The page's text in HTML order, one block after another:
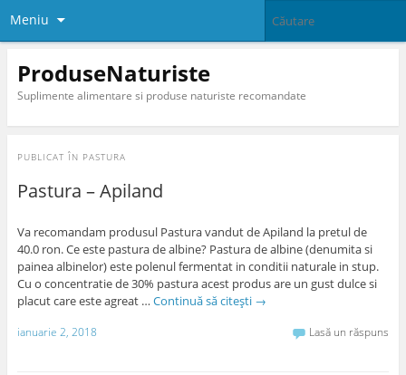
Meniu
ProduseNaturiste
Suplimente alimentare si produse naturiste recomandate
PUBLICAT ÎN PASTURA
Pastura – Apiland
Va recomandam produsul Pastura vandut de Apiland la pretul de
40.0 ron. Ce este pastura de albine? Pastura de albine (denumita si
painea albinelor) este polenul fermentat in conditii naturale in stup.
Cu o concentratie de 30% pastura acest produs are un gust dulce si
placut care este agreat … Continuă să citești →
ianuarie 2, 2018 Lasă un răspuns